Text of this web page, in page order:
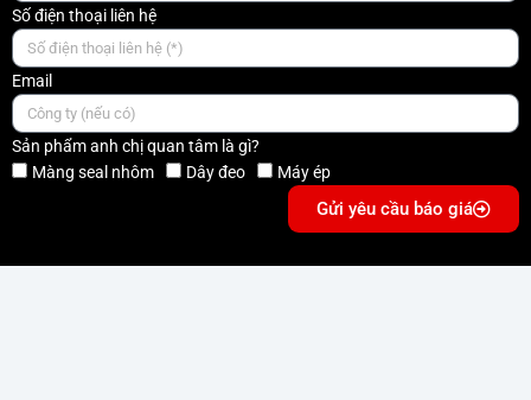
Số điện thoại liên hệ
Email
Sản phẩm anh chị quan tâm là gì?
Màng seal nhôm
Dây đeo Máy ép
Gửi yêu cầu báo giá